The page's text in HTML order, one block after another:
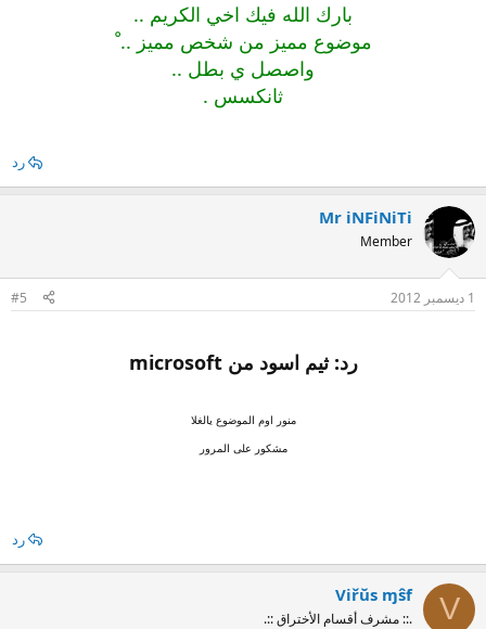
بارك الله فيك اخي الكريم ..
موضوع مميز من شخص مميز .. ْ
واصصل ي بطل ..
ثانكسس .
رد
Mr iNFiNiTi
Member
1 ديسمبر 2012 #5
رد: ثيم اسود من microsoft
منور اوم الموضوع يالغلا
مشكور على المرور
رد
V
Viřŭs ɱŝf
.:: مشرف أقسام الأختراق ::.